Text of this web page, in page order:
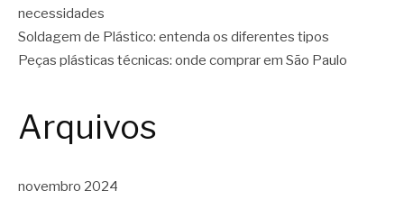
necessidades
Soldagem de Plástico: entenda os diferentes tipos
Peças plásticas técnicas: onde comprar em São Paulo
Arquivos
novembro 2024